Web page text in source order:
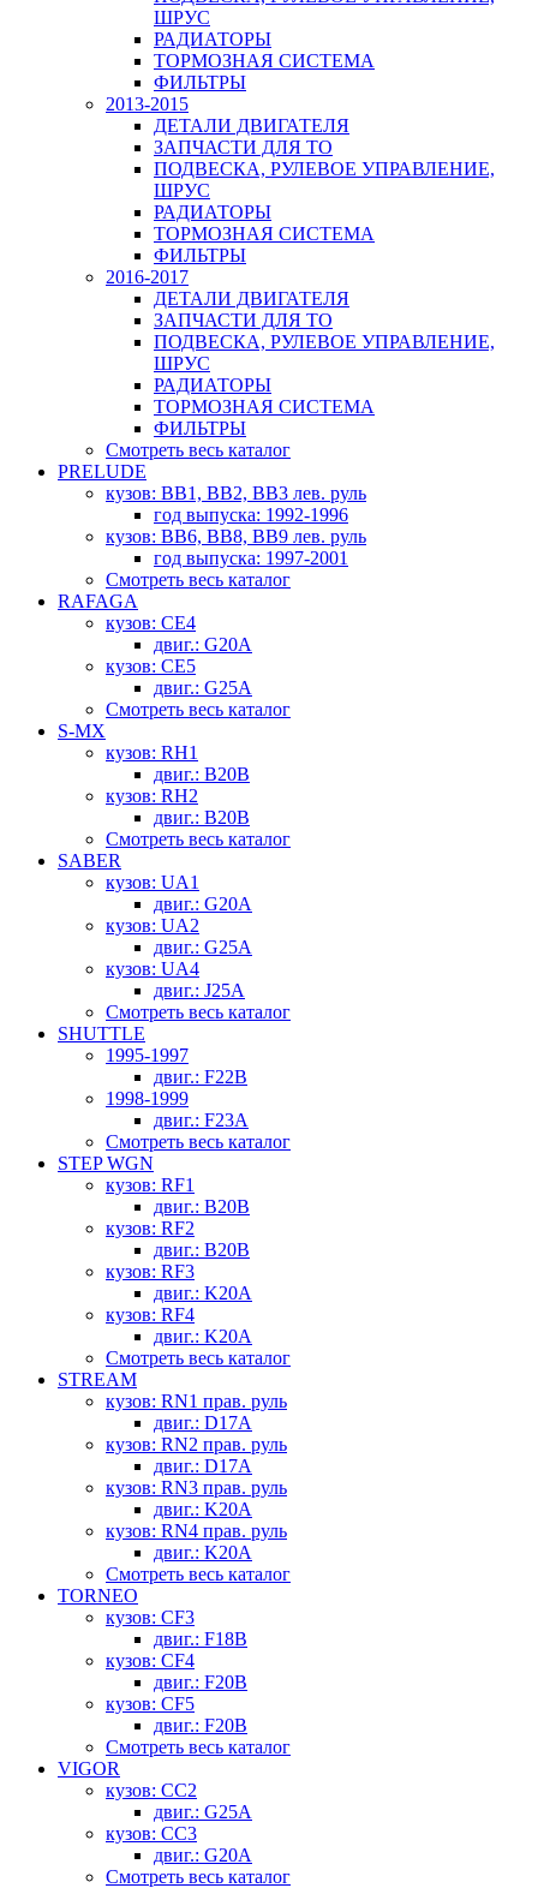
ШРУС
РАДИАТОРЫ
ТОРМОЗНАЯ СИСТЕМА
ФИЛЬТРЫ
2013-2015
ДЕТАЛИ ДВИГАТЕЛЯ
ЗАПЧАСТИ ДЛЯ ТО
ПОДВЕСКА, РУЛЕВОЕ УПРАВЛЕНИЕ,
ШРУС
РАДИАТОРЫ
ТОРМОЗНАЯ СИСТЕМА
ФИЛЬТРЫ
2016-2017
ДЕТАЛИ ДВИГАТЕЛЯ
ЗАПЧАСТИ ДЛЯ ТО
ПОДВЕСКА, РУЛЕВОЕ УПРАВЛЕНИЕ,
ШРУС
РАДИАТОРЫ
ТОРМОЗНАЯ СИСТЕМА
ФИЛЬТРЫ
Смотреть весь каталог
PRELUDE
кузов: BB1, BB2, BB3 лев. руль
год выпуска: 1992-1996
кузов: BB6, BB8, BB9 лев. руль
год выпуска: 1997-2001
Смотреть весь каталог
RAFAGA
кузов: CE4
двиг.: G20A
кузов: CE5
двиг.: G25A
Смотреть весь каталог
S-MX
кузов: RH1
двиг.: B20B
кузов: RH2
двиг.: B20B
Смотреть весь каталог
SABER
кузов: UA1
двиг.: G20A
кузов: UA2
двиг.: G25A
кузов: UA4
двиг.: J25A
Смотреть весь каталог
SHUTTLE
1995-1997
двиг.: F22B
1998-1999
двиг.: F23A
Смотреть весь каталог
STEP WGN
кузов: RF1
двиг.: B20B
кузов: RF2
двиг.: B20B
кузов: RF3
двиг.: K20A
кузов: RF4
двиг.: K20A
Смотреть весь каталог
STREAM
кузов: RN1 прав. руль
двиг.: D17A
кузов: RN2 прав. руль
двиг.: D17A
кузов: RN3 прав. руль
двиг.: K20A
кузов: RN4 прав. руль
двиг.: K20A
Смотреть весь каталог
TORNEO
кузов: CF3
двиг.: F18B
кузов: CF4
двиг.: F20B
кузов: CF5
двиг.: F20B
Смотреть весь каталог
VIGOR
кузов: CC2
двиг.: G25A
кузов: CC3
двиг.: G20A
Смотреть весь каталог